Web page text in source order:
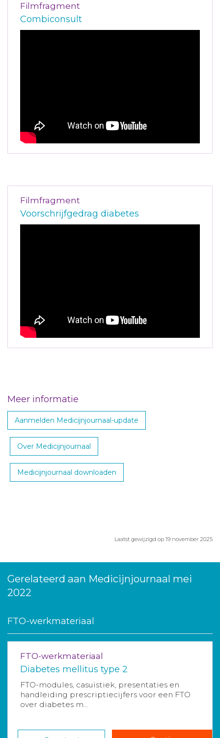
Filmfragment
Combiconsult
Filmfragment
Voorschrijfgedrag diabetes
Meer informatie
Aanmelden Medicijnjournaal-update
Over Medicijnjournaal
Medicijnjournaal downloaden
Laatst gewijzigd op 19 november 2025
Gerelateerd aan Medicijnjournaal mei
2022
FTO-werkmateriaal
FTO-werkmateriaal
Diabetes mellitus type 2
FTO-modules, casuïstiek, presentaties en
handleiding prescriptiecijfers voor een FTO
over diabetes m...